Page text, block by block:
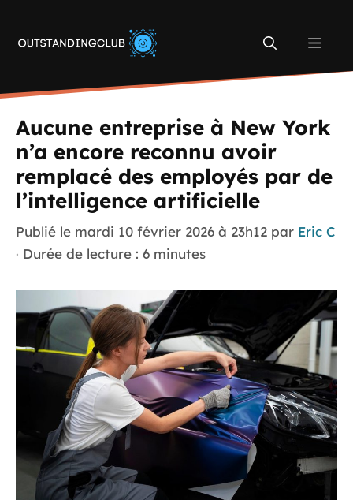
contenu
Aucune entreprise à New York
n’a encore reconnu avoir
remplacé des employés par de
l’intelligence artificielle
Publié le mardi 10 février 2026 à 23h12 par Eric C
· Durée de lecture : 6 minutes